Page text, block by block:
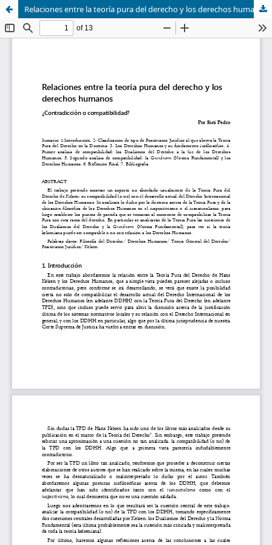
Relaciones entre la teoría pura del derecho y los derechos humanos